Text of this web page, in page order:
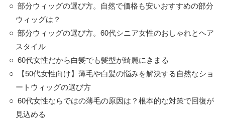
部分ウィッグの選び方。自然で価格も安いおすすめの部分
ウィッグは？
部分ウィッグの選び方。60代シニア女性のおしゃれとヘア
スタイル
60代女性だから白髪でも髪型が綺麗にきまる
【50代女性向け】薄毛や白髪の悩みを解決する自然なショ
ートウィッグの選び方
60代女性ならではの薄毛の原因は？根本的な対策で回復が
見込める